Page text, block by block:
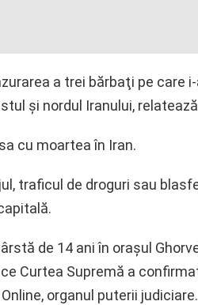
a trei bărbaţi pe care
şi nordul Iranului, relatează
cu moartea în Iran.
traficul de droguri sau
de 14 ani în oraşul
Curtea Supremă a
organul puterii judiciare.